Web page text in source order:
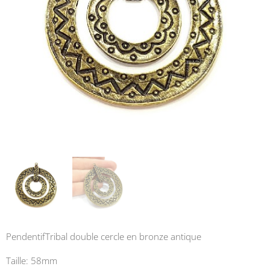
PendentifTribal double cercle en bronze antique
Taille: 58mm